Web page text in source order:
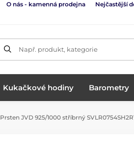
O nás - kamenná prodejna Nejčastější
Např. produkt, kategorie
Kukačkové hodiny Barometry
Prsten JVD 925/1000 stříbrný